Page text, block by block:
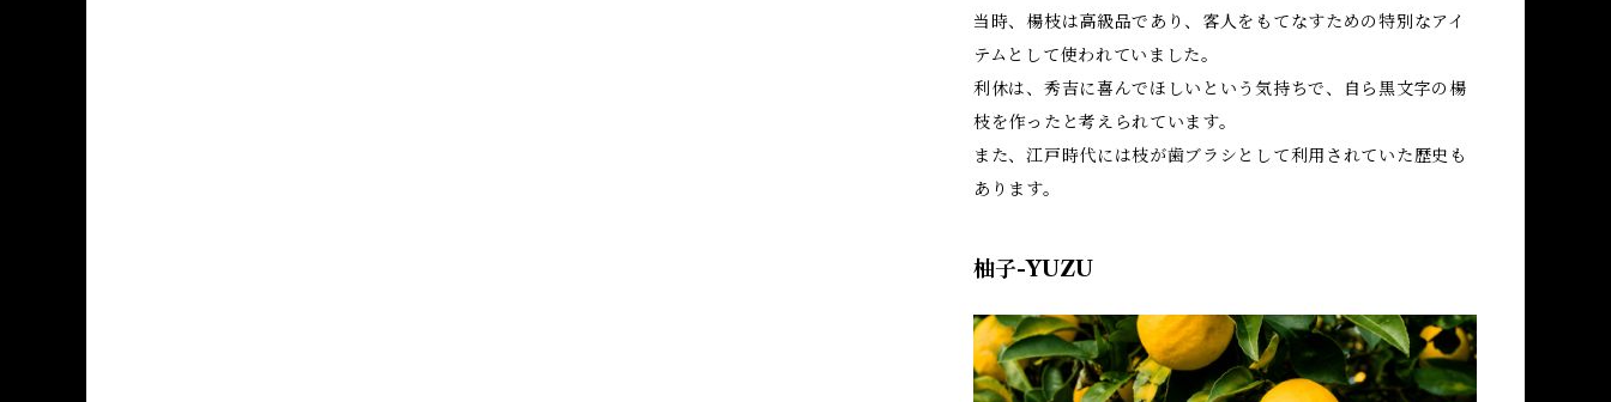
当時、楊枝は高級品であり、客人をもてなすための特別なアイ
テムとして使われていました。
利休は、秀吉に喜んでほしいという気持ちで、自ら黒文字の楊
枝を作ったと考えられています。
また、江戸時代には枝が歯ブラシとして利用されていた歴史も
あります。
柚子-YUZU